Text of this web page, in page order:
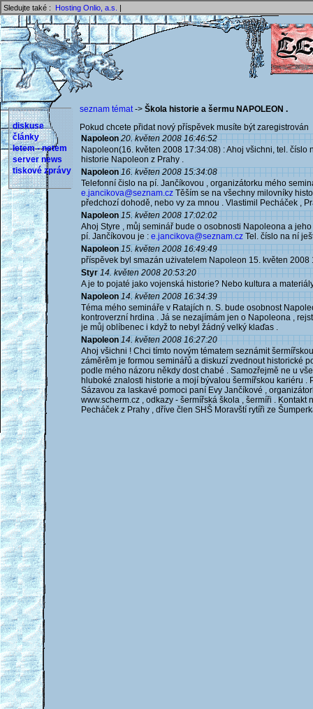
Sledujte také : Hosting Onlio, a.s. |
diskuse
články
letem - netem
server news
tiskové zprávy
seznam témat-> Škola historie a šermu NAPOLEON .
Pokud chcete přidat nový příspěvek musíte být
Napoleon 20. květen 2008 16:46:52
Napoleon(16. květen 2008 17:34:08) : Ahoj všichni, tel.
historie Napoleon z Prahy .
Napoleon 16. květen 2008 15:34:08
Telefonní čislo na pí. Jančíkovou , organizátorku mého
e.jancikova@seznam.cz Těším se na všechny milovníky
předchozí dohodě, nebo vy za mnou . Vlastimil Pecháček ,
Napoleon 15. květen 2008 17:02:02
Ahoj Styre , můj seminář bude o osobnosti Napoleona a
pí. Jančíkovou je : e.jancikova@seznam.cz Tel. číslo na ní
Napoleon 15. květen 2008 16:49:49
příspěvek byl smazán użivatelem Napoleon 15. květen 2008
Styr 14. květen 2008 20:53:20
A je to pojaté jako vojenská historie? Nebo kultura a
Napoleon 14. květen 2008 16:34:39
Téma mého semináře v Ratajích n. S. bude osobnost
kontroverzní hrdina . Já se nezajímám jen o Napoleona ,
je můj oblíbenec i když to nebyl žádný velký klaďas .
Napoleon 14. květen 2008 16:27:20
Ahoj všichni ! Chci tímto novým tématem seznámit
záměrěm je formou seminářů a diskuzí zvednout historické
podle mého názoru někdy dost chabé . Samozřejmě ne u
hluboké znalosti historie a mojí bývalou šermířskou kariéru .
Sázavou za laskavé pomoci paní Evy Jančíkové ,
www.scherm.cz , odkazy - šermířská škola , šermíři . Kontakt
Pecháček z Prahy , dříve člen SHŠ Moravští rytíři ze